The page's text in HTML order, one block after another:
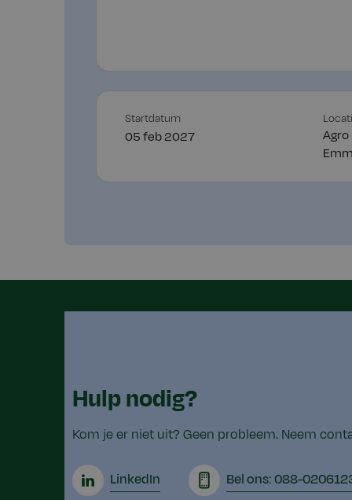
Startdatum
05 feb 2027
Hulp nodig?
Kom je er niet uit? Geen probleem. Neem
LinkedIn Bel ons: 088-